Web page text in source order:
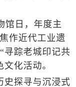
日，年度主
作近代工业遗
寻踪老城印记共
化活动。
探寻与沉浸式